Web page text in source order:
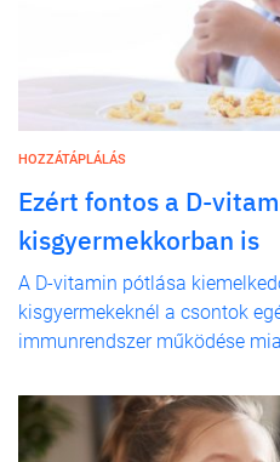
HOZZÁTÁPLÁLÁS
Ezért fontos a D-
kisgyermekkorban is
A D-vitamin pótlása
kisgyermekeknél a csontok
immunrendszer működése